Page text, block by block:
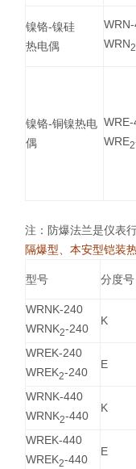
镍铬-镍硅
热电偶
WRN2
镍铬-铜镍热电
偶
WRE2
注：防爆法兰是仪表
隔爆型、本安型铠装
型号 分度号
WRNK-240
WRNK2-240
K
WREK-240
WREK2-240
E
WRNK-440
WRNK2-440
K
WREK-440
WREK2-440
E